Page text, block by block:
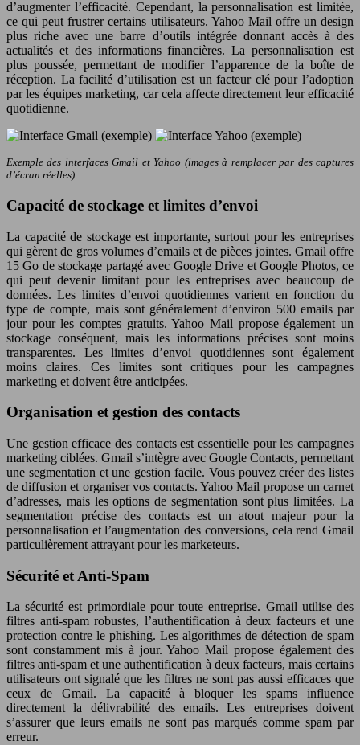
d’augmenter l’efficacité. Cependant, la personnalisation est limitée,
ce qui peut frustrer certains utilisateurs. Yahoo Mail offre un design
plus riche avec une barre d’outils intégrée donnant accès à des
actualités et des informations financières. La personnalisation est
plus poussée, permettant de modifier l’apparence de la boîte de
réception. La facilité d’utilisation est un facteur clé pour l’adoption
par les équipes marketing, car cela affecte directement leur efficacité
quotidienne.
Exemple des interfaces Gmail et Yahoo (images à remplacer par des captures
d’écran réelles)
Capacité de stockage et limites d’envoi
La capacité de stockage est importante, surtout pour les entreprises
qui gèrent de gros volumes d’emails et de pièces jointes. Gmail offre
15 Go de stockage partagé avec Google Drive et Google Photos, ce
qui peut devenir limitant pour les entreprises avec beaucoup de
données. Les limites d’envoi quotidiennes varient en fonction du
type de compte, mais sont généralement d’environ 500 emails par
jour pour les comptes gratuits. Yahoo Mail propose également un
stockage conséquent, mais les informations précises sont moins
transparentes. Les limites d’envoi quotidiennes sont également
moins claires. Ces limites sont critiques pour les campagnes
marketing et doivent être anticipées.
Organisation et gestion des contacts
Une gestion efficace des contacts est essentielle pour les campagnes
marketing ciblées. Gmail s’intègre avec Google Contacts, permettant
une segmentation et une gestion facile. Vous pouvez créer des listes
de diffusion et organiser vos contacts. Yahoo Mail propose un carnet
d’adresses, mais les options de segmentation sont plus limitées. La
segmentation précise des contacts est un atout majeur pour la
personnalisation et l’augmentation des conversions, cela rend Gmail
particulièrement attrayant pour les marketeurs.
Sécurité et Anti-Spam
La sécurité est primordiale pour toute entreprise. Gmail utilise des
filtres anti-spam robustes, l’authentification à deux facteurs et une
protection contre le phishing. Les algorithmes de détection de spam
sont constamment mis à jour. Yahoo Mail propose également des
filtres anti-spam et une authentification à deux facteurs, mais certains
utilisateurs ont signalé que les filtres ne sont pas aussi efficaces que
ceux de Gmail. La capacité à bloquer les spams influence
directement la délivrabilité des emails. Les entreprises doivent
s’assurer que leurs emails ne sont pas marqués comme spam par
erreur.